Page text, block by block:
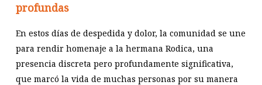
profundas
En estos días de despedida y dolor, la comunidad se une
para rendir homenaje a la hermana Rodica, una
presencia discreta pero profundamente significativa,
que marcó la vida de muchas personas por su manera